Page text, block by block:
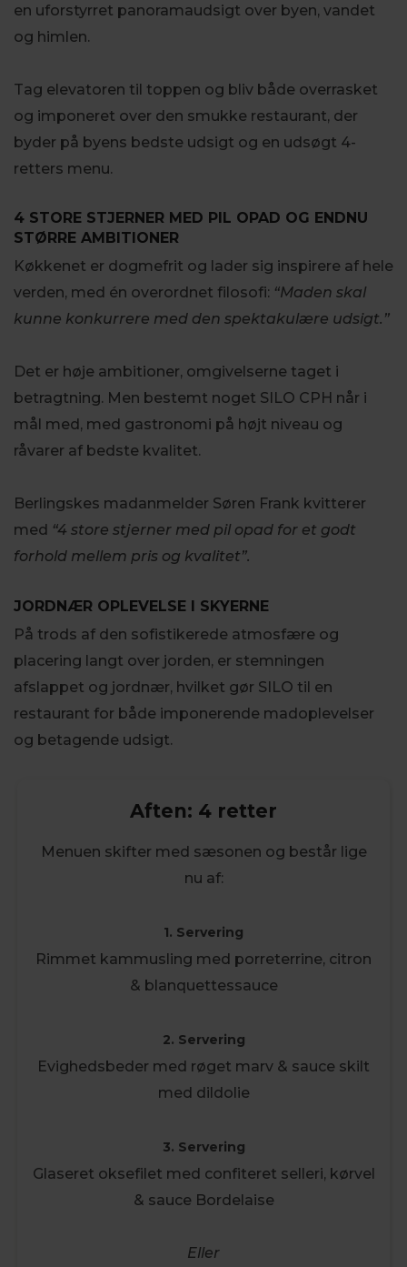
en uforstyrret panoramaudsigt over byen, vandet
og himlen.
Tag elevatoren til toppen og bliv både overrasket
og imponeret over den smukke restaurant, der
byder på byens bedste udsigt og en udsøgt 4-
retters menu.
4 STORE STJERNER MED PIL OPAD OG ENDNU
STØRRE AMBITIONER
Køkkenet er dogmefrit og lader sig inspirere af hele
verden, med én overordnet filosofi: “Maden skal
kunne konkurrere med den spektakulære udsigt.”
Det er høje ambitioner, omgivelserne taget i
betragtning. Men bestemt noget SILO CPH når i
mål med, med gastronomi på højt niveau og
råvarer af bedste kvalitet.
Berlingskes madanmelder Søren Frank kvitterer
med “4 store stjerner med pil opad for et godt
forhold mellem pris og kvalitet”.
JORDNÆR OPLEVELSE I SKYERNE
På trods af den sofistikerede atmosfære og
placering langt over jorden, er stemningen
afslappet og jordnær, hvilket gør SILO til en
restaurant for både imponerende madoplevelser
og betagende udsigt.
Aften: 4 retter
Menuen skifter med sæsonen og består lige
nu af:
1. Servering
Rimmet kammusling med porreterrine, citron
& blanquettessauce
2. Servering
Evighedsbeder med røget marv & sauce skilt
med dildolie
3. Servering
Glaseret oksefilet med confiteret selleri, kørvel
& sauce Bordelaise
Eller